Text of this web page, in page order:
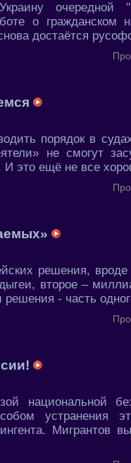
очередной
о гражданском
достаётся
порядок в
не смогут
И это ещё не все
решения,
второе –
- часть
национальной
устранения